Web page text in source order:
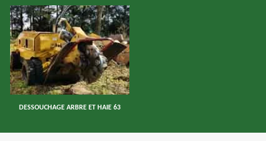
DESSOUCHAGE ARBRE ET HAIE 63